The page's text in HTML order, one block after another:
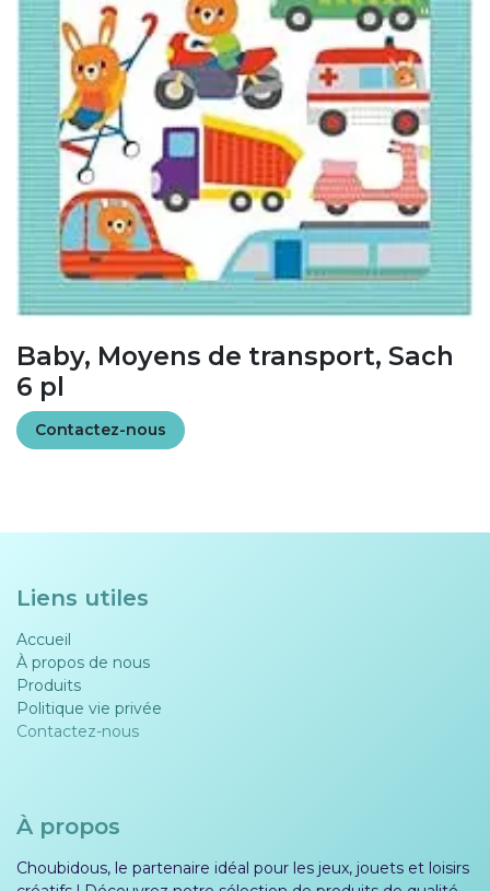
Baby, Moyens de transport, Sach
6 pl
Contactez-nous
Liens utiles
Accueil
À propos de nous
Produits
Politique vie privée​​
Contactez-nous
À propos
Choubidous, le partenaire idéal pour les jeux, jouets et loisirs